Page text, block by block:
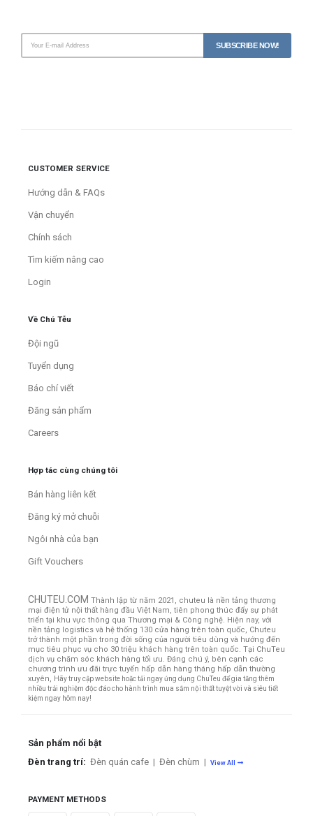
CUSTOMER SERVICE
Hướng dẫn & FAQs
Vận chuyển
Chính sách
Tìm kiếm nâng cao
Login
Về Chú Tễu
Đội ngũ
Tuyển dụng
Báo chí viết
Đăng sản phẩm
Careers
Hợp tác cùng chúng tôi
Bán hàng liên kết
Đăng ký mở chuỗi
Ngôi nhà của bạn
Gift Vouchers
CHUTEU.COM Thành lập từ năm 2021, chuteu là nền tảng thương
mại điện tử nội thất hàng đầu Việt Nam, tiên phong thúc đẩy sự phát
triển tại khu vực thông qua Thương mại & Công nghệ. Hiện nay, với
nền tảng logistics và hệ thống 130 cửa hàng trên toàn quốc, Chuteu
trở thành một phần trong đời sống của người tiêu dùng và hướng đến
mục tiêu phục vụ cho 30 triệu khách hàng trên toàn quốc. Tại ChuTeu
dịch vụ chăm sóc khách hàng tối ưu. Đáng chú ý, bên cạnh các
chương trình ưu đãi trực tuyến hấp dẫn hàng tháng hấp dẫn thường
xuyên, Hãy truy cập website hoặc tải ngay ứng dụng ChuTeu để gia tăng thêm
nhiều trải nghiệm độc đáo cho hành trình mua sắm nội thất tuyệt vời và siêu tiết
kiệm ngay hôm nay!
Sản phẩm nổi bật
Đèn trang trí: Đèn quán cafe | Đèn chùm | View All
PAYMENT METHODS